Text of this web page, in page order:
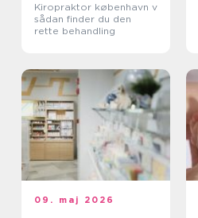
Kiropraktor københavn v
sådan finder du den
rette behandling
09. maj 2026